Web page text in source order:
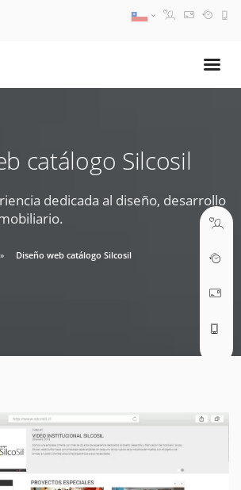
catálogo Silcosil
dedicada al diseño, desarrollo
Diseño web catálogo Silcosil
AM A 18:30 PM